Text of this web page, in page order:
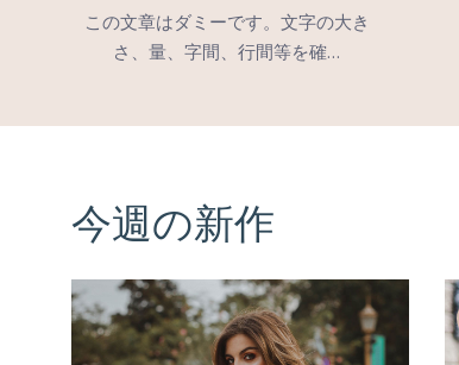
この文章はダミーです。文字の大き
さ、量、字間、行間等を確…
今週の新作